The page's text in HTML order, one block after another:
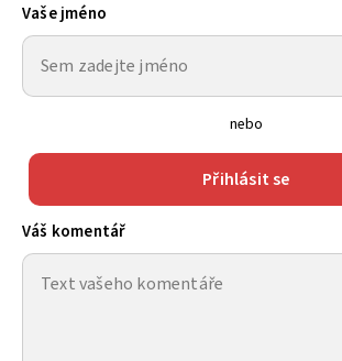
Vaše jméno
nebo
Přihlásit se
Váš komentář